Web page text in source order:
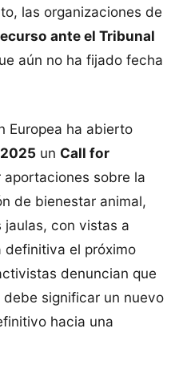
las organizaciones de
ante el Tribunal
aún no ha fijado fecha
Europea ha abierto
un Call for
sobre la
de bienestar animal,
con vistas a
definitiva el próximo
denuncian que
significar un nuevo
hacia una